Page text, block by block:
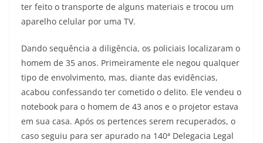
ter feito o transporte de alguns materiais e trocou um
aparelho celular por uma TV.
Dando sequência a diligência, os policiais localizaram o
homem de 35 anos. Primeiramente ele negou qualquer
tipo de envolvimento, mas, diante das evidências,
acabou confessando ter cometido o delito. Ele vendeu o
notebook para o homem de 43 anos e o projetor estava
em sua casa. Após os pertences serem recuperados, o
caso seguiu para ser apurado na 140ª Delegacia Legal